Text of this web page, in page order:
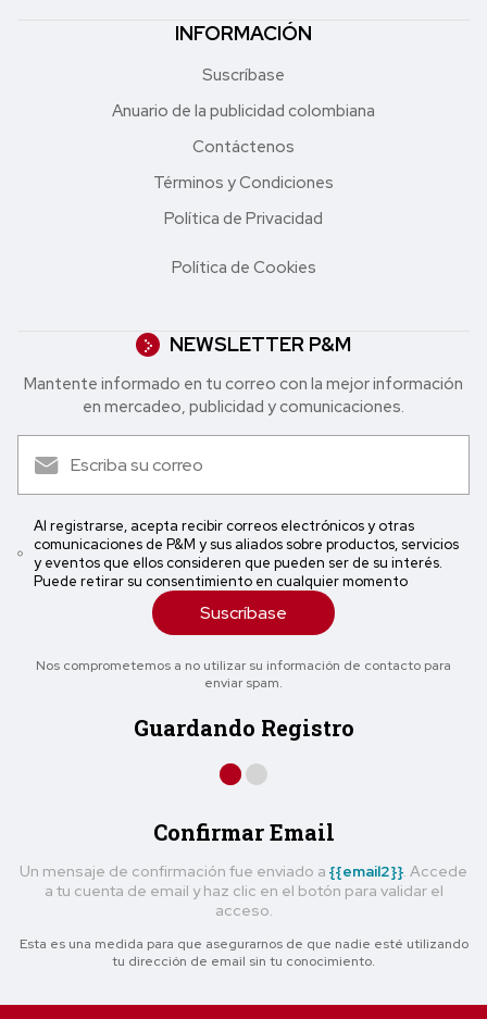
INFORMACIÓN
Suscríbase
Anuario de la publicidad colombiana
Contáctenos
Términos y Condiciones
Política de Privacidad
Política de Cookies
NEWSLETTER P&M
Mantente informado en tu correo con la mejor in formación
en mercadeo, publicidad y comunicaciones.
Al registrarse, acepta recibir correos electrónicos y otras
comunicaciones de P&M y sus aliados sobre productos, servicios
y eventos que ellos consideren que pueden ser de su interés.
Puede retirar su consentimiento en cualquier momento
Suscríbase
Nos comprometemos a no utilizar su información de contacto para
enviar spam.
Guardando Registro
Confirmar Email
Un mensaje de confirmación fue enviado a {{email2}}. Accede
a tu cuenta de email y haz clic en el botón para validar el
acceso.
Esta es una medida para que asegurarnos de que nadie esté utilizando
tu dirección de email sin tu conocimiento.